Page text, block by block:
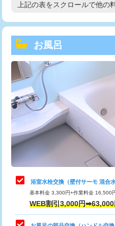
高度高圧洗浄換
トーラー機使用/3mまで
追加トーラー機使用/3m超え
カメラ調査
桝清掃
止水・漏水調査・防水処理・清
理・調整・分解・加工など（
止水・漏水調査・防水処理・清
理・調整・分解・加工など（中
止水・漏水調査・防水処理・
理・調整・分解・加工など（
上記の表をスクロールで他の
お風呂
浴室水栓交換（壁付サーモ 混合水
基本料金 3,300円+作業料金 16,500
WEB割引3,000円